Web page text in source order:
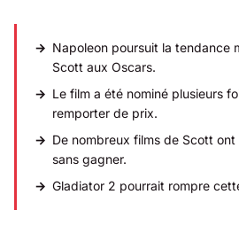
Napoleon poursuit la tendance
Scott aux Oscars.
Le film a été nominé plusieurs
remporter de prix.
De nombreux films de Scott
sans gagner.
Gladiator 2 pourrait rompre